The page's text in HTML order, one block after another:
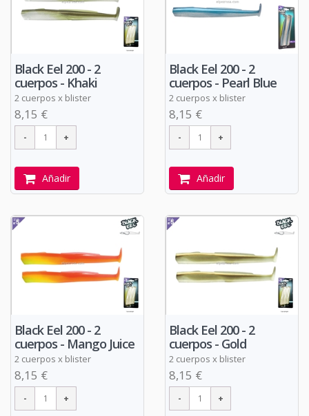
Black Eel 200 - 2
cuerpos - Khaki
2 cuerpos x blister
8,15 €
Añadir
Black Eel 200 - 2
cuerpos - Pearl Blue
2 cuerpos x blister
8,15 €
Añadir
Black Eel 200 - 2
cuerpos - Mango Juice
2 cuerpos x blister
8,15 €
Black Eel 200 - 2
cuerpos - Gold
2 cuerpos x blister
8,15 €